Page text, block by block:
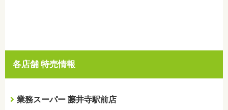
各店舗 特売情報
業務スーパー 藤井寺駅前店